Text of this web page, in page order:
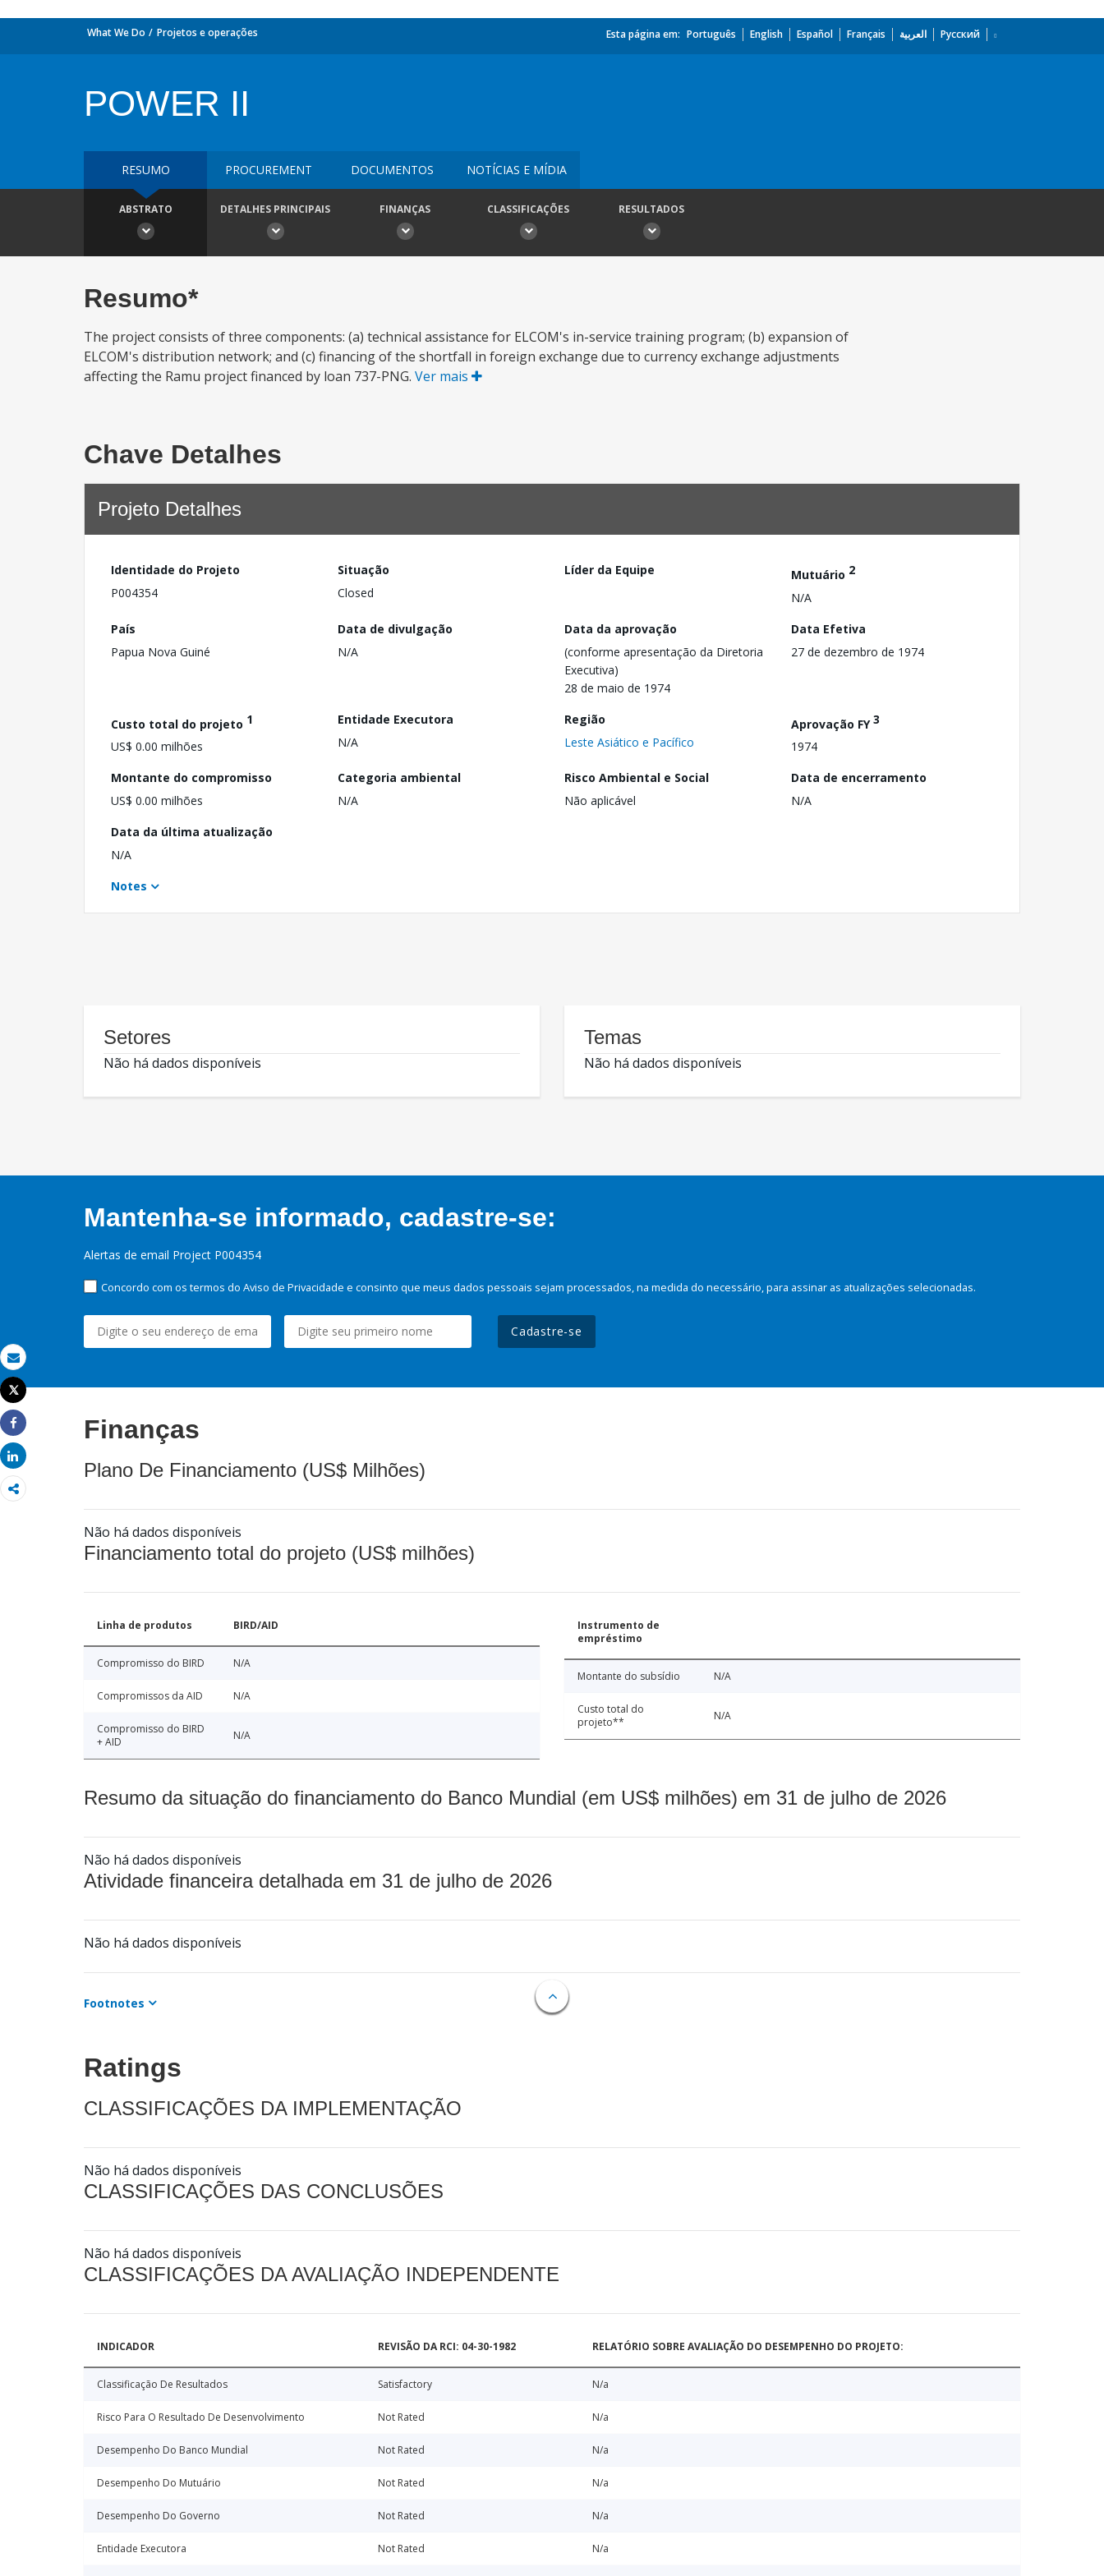
Email
Imprimir
Tweet
Share
Share
What We Do Projetos e operações Esta página em: Português English Español Français العربية Русский
POWER II
RESUMO PROCUREMENT DOCUMENTOS NOTÍCIAS E MÍDIA
ABSTRATO DETALHES PRINCIPAIS FINANÇAS CLASSIFICAÇÕES RESULTADOS
Resumo*
The project consists of three components: (a) technical assistance for ELCOM's in-service training program; (b) expansion of
ELCOM's distribution network; and (c) financing of the shortfall in foreign exchange due to currency exchange adjustments
affecting the Ramu project financed by loan 737-PNG. Ver mais
Chave Detalhes
Projeto Detalhes
Identidade do Projeto
P004354
Situação
Closed
Líder da Equipe Mutuário 2
N/A
País
Papua Nova Guiné
Data de divulgação
N/A
Data da aprovação
(conforme apresentação da Diretoria
Executiva)
28 de maio de 1974
Data Efetiva
27 de dezembro de 1974
Custo total do projeto 1
US$ 0.00 milhões
Entidade Executora
N/A
Região
Leste Asiático e Pacífico
Aprovação FY3
1974
Montante do compromisso
US$ 0.00 milhões
Categoria ambiental
N/A
Risco Ambiental e Social
Não aplicável
Data de encerramento
N/A
Data da última atualização
N/A
Notes
Setores
Não há dados disponíveis
Temas
Não há dados disponíveis
Mantenha-se informado, cadastre-se:
Alertas de email Project P004354
Concordo com os termos do Aviso de Privacidade e consinto que meus dados pessoais sejam processados, na medida do necessário, para assinar as atualizações selecionadas.
Cadastre-se
Finanças
Plano De Financiamento (US$ Milhões)
Não há dados disponíveis
Financiamento total do projeto (US$ milhões)
Linha de produtos BIRD/AID
Compromisso do BIRD N/A
Compromissos da AID N/A
Compromisso do BIRD
+ AID
N/A
Instrumento de
empréstimo
Montante do subsídio N/A
Custo total do
projeto**
N/A
Resumo da situação do financiamento do Banco Mundial (em US$ milhões) em 31 de julho de 2026
Não há dados disponíveis
Atividade financeira detalhada em 31 de julho de 2026
Não há dados disponíveis
Footnotes
Ratings
CLASSIFICAÇÕES DA IMPLEMENTAÇÃO
Não há dados disponíveis
CLASSIFICAÇÕES DAS CONCLUSÕES
Não há dados disponíveis
CLASSIFICAÇÕES DA AVALIAÇÃO INDEPENDENTE
INDICADOR REVISÃO DA RCI: 04-30-1982 RELATÓRIO SOBRE AVALIAÇÃO DO DESEMPENHO DO PROJETO:
Classificação De Resultados Satisfactory N/a
Risco Para O Resultado De Desenvolvimento Not Rated N/a
Desempenho Do Banco Mundial Not Rated N/a
Desempenho Do Mutuário Not Rated N/a
Desempenho Do Governo Not Rated N/a
Entidade Executora Not Rated N/a